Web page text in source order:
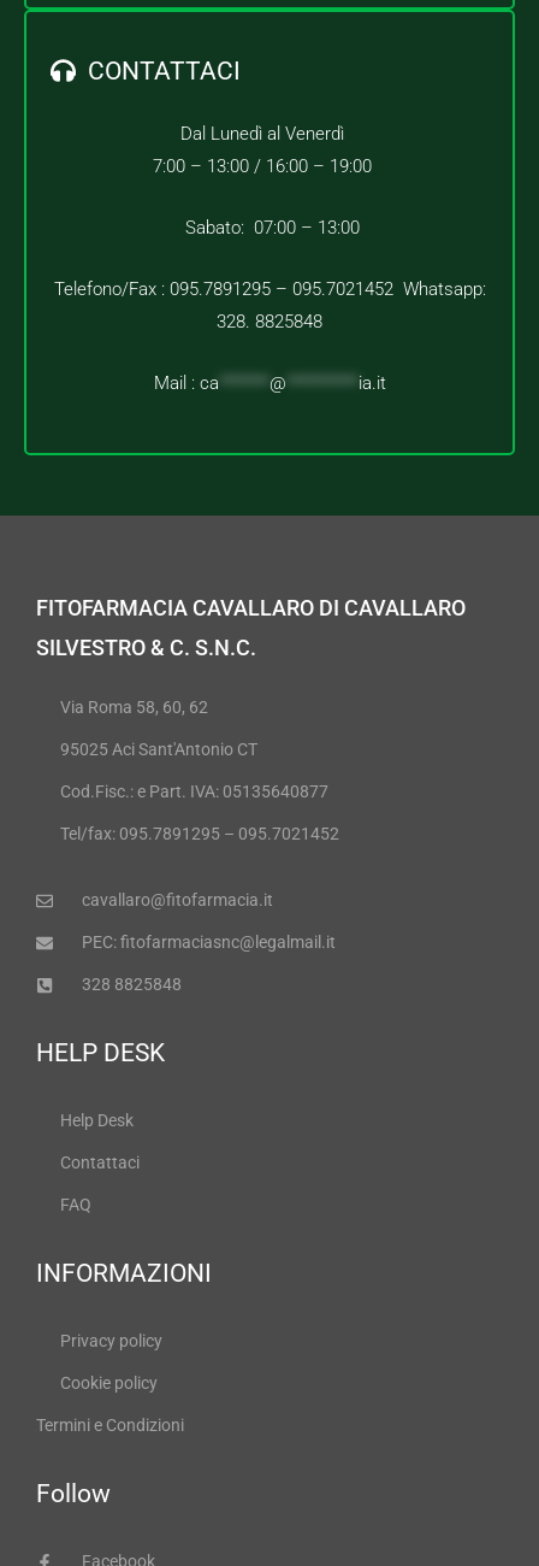
CONTATTACI
Dal Lunedì al Venerdì
7:00 – 13:00 / 16:00 – 19:00
Sabato: 07:00 – 13:00
Telefono/Fax : 095.7891295 – 095.7021452 Whatsapp:
328. 8825848
Mail : ca @ ia.it
FITOFARMACIA CAVALLARO DI CAVALLARO
SILVESTRO & C. S.N.C.
Via Roma 58, 60, 62
95025 Aci Sant'Antonio CT
Cod.Fisc.: e Part. IVA: 05135640877
Tel/fax: 095.7891295 – 095.7021452
cavallaro@fitofarmacia.it
PEC: fitofarmaciasnc@legalmail.it
328 8825848
HELP DESK
Help Desk
Contattaci
FAQ
INFORMAZIONI
Privacy policy
Cookie policy
Termini e Condizioni
Follow
Facebook